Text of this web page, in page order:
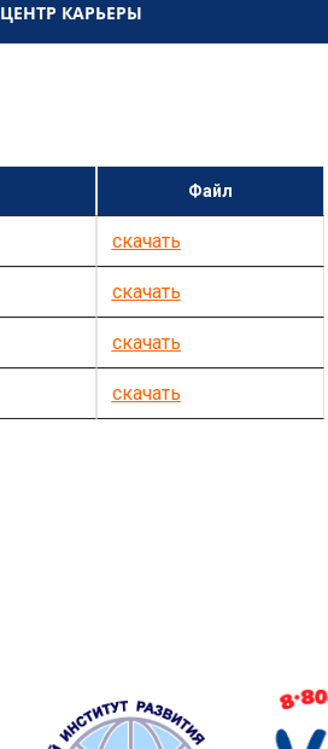
ЦЕНТР КАРЬЕРЫ
Файл
скачать
скачать
скачать
скачать